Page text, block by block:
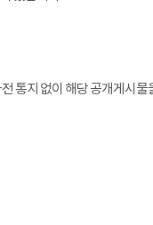
통지 없이 해당 공개게시물